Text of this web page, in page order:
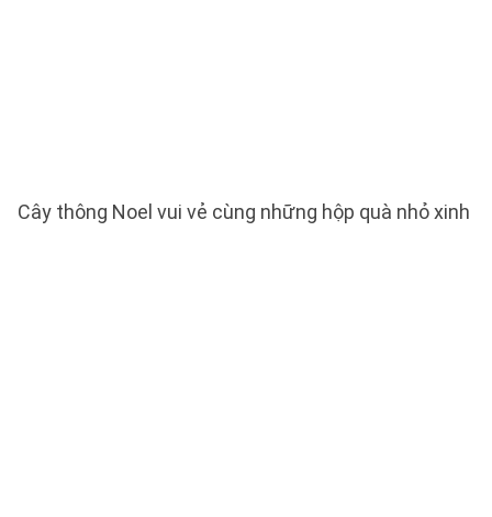
Cây thông Noel vui vẻ cùng những hộp quà nhỏ xinh